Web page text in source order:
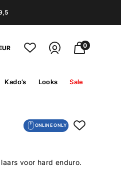
0
Kado’s Looks Sale
ONLINE ONLY
voor hard enduro.